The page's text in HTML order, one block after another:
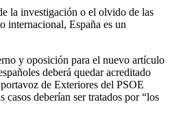
la investigación o el olvido de las
internacional, España es un
y oposición para el nuevo artículo
deberá quedar acreditado
de Exteriores del PSOE
casos deberían ser tratados por “los